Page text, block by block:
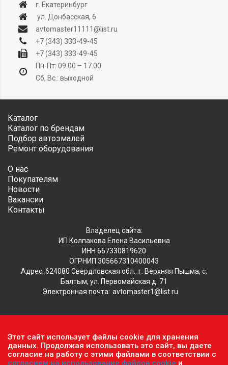
г. Екатеринбург
ул. Донбасская, 6
avtomaster11111@list.ru
+7 (343) 333-49-45
+7 (343) 333-49-45
Пн-Пт: 09.00 – 17.00
Сб, Вс.: выходной
Каталог
Каталог по брендам
Подбор автоэмалей
Ремонт оборудования
О нас
Покупателям
Новости
Вакансии
Контакты
Владелец сайта:
ИП Колпакова Елена Васильевна
ИНН 667330819620
ОГРНИП 305667310400043
Адрес: 624080 Свердловская обл., г. Верхняя Пышма, с.
Балтым, ул. Первомайская д. 71
Электронная почта: avtomaster1@list.ru
Обратите внимание, что данный сайт носит исключительно
информационный характер и ни при каких условиях не
является публичной офертой, определяемой положениями ч.2
Этот сайт использует файлы cookie для хранения
данных. Продолжая использовать это сайт, вы даете
согласие на работу с этими файлами в соответствии с
согласием на использование файлов cookie и